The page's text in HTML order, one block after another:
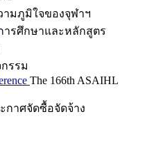
ามภูมิใจของจุฬาฯ
ารศึกษาและหลักสูตร
รรม
The 166th ASAIHL
กาศจัดซื้อจัดจ้าง